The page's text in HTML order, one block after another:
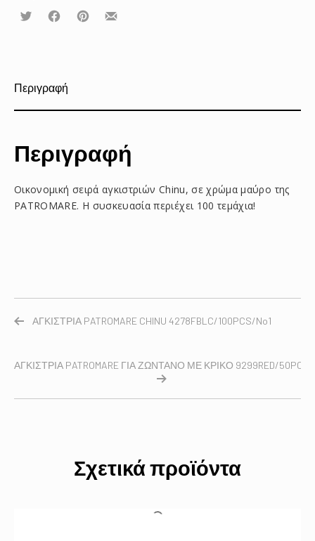
Τουίτα ΜοιραστείτεΜοιραστείτεΜοιραστείτε
Περιγραφή
Περιγραφή
Οικονομική σειρά αγκιστριών Chinu, σε χρώμα μαύρο της
PATROMARE. Η συσκευασία περιέχει 100 τεμάχια!
ΑΓΚΙΣΤΡΙΑ PATROMARE CHINU 4278FBLC/100PCS/No1
ΑΓΚΙΣΤΡΙΑ PATROMARE ΓΙΑ ΖΩΝΤΑΝΟ ΜΕ ΚΡΙΚΟ 9299RED/
Σχετικά προϊόντα